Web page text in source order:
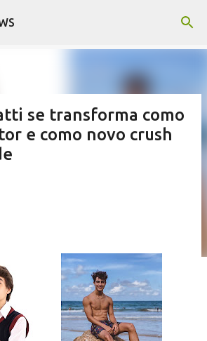
o conteúdo principal
se transforma como
e como novo crush